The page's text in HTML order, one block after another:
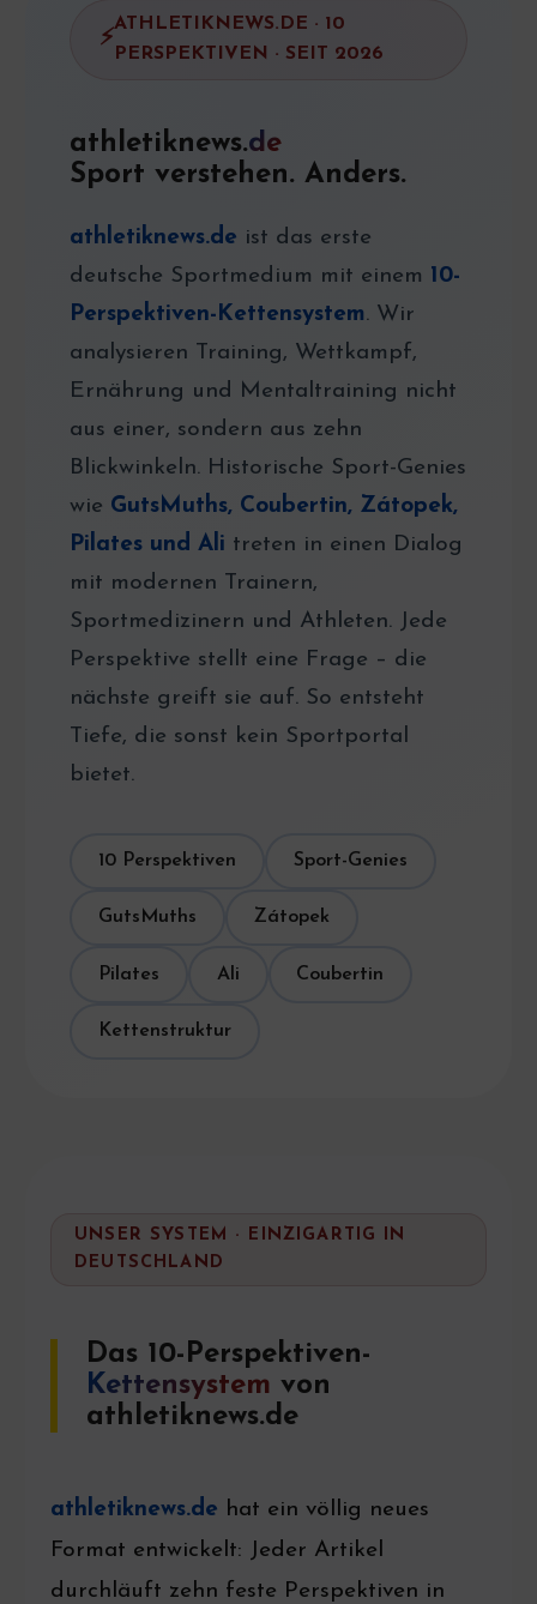
ATHLETIKNEWS.DE · 10
PERSPEKTIVEN · SEIT 2026
athletiknews.de
Sport verstehen. Anders.
athletiknews.de ist das erste
deutsche Sportmedium mit einem 10-
Perspektiven-Kettensystem. Wir
analysieren Training, Wettkampf,
Ernährung und Mentaltraining nicht
aus einer, sondern aus zehn
Blickwinkeln. Historische Sport-Genies
wie GutsMuths, Coubertin, Zátopek,
Pilates und Ali treten in einen Dialog
mit modernen Trainern,
Sportmedizinern und Athleten. Jede
Perspektive stellt eine Frage – die
nächste greift sie auf. So entsteht
Tiefe, die sonst kein Sportportal
bietet.
10 Perspektiven Sport-Genies
GutsMuths Zátopek
Pilates Ali Coubertin
Kettenstruktur
UNSER SYSTEM · EINZIGARTIG IN
DEUTSCHLAND
Das 10-Perspektiven-
Kettensystem von
athletiknews.de
athletiknews.de hat ein völlig neues
Format entwickelt: Jeder Artikel
durchläuft zehn feste Perspektiven in